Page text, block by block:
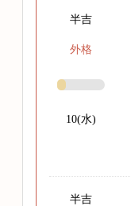
半吉
外格
10(水)
半吉